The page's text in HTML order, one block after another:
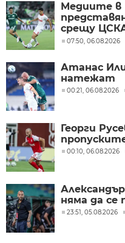
Медиите в
срещу
под
07:50, 06.08.2026
Атанас
натежат
00:21, 06.08.2026
Георги
00:10, 06.08.2026
няма да се
23:51, 05.08.2026